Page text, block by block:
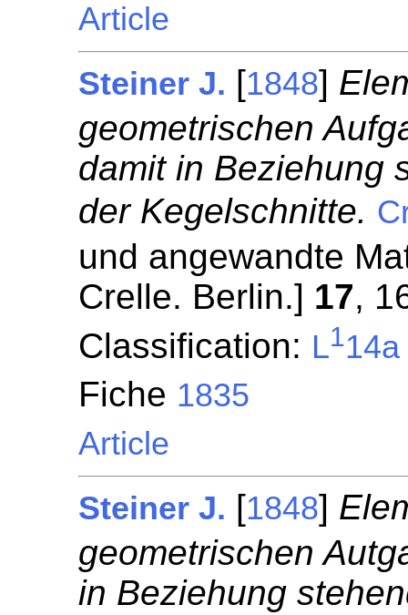
Article
Steiner J. [1848]
geometrischen
damit in Beziehung
der Kegelschnitte.
und angewandte
Crelle. Berlin.] 17,
Classification: L114a
Fiche 1835
Article
Steiner J. [1848]
geometrischen
in Beziehung